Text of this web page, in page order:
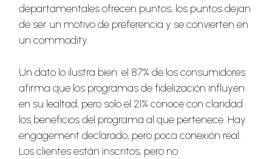
departamentales ofrecen puntos, los puntos dejan
de ser un motivo de preferencia y se convierten en
un commodity.
Un dato lo ilustra bien: el 87% de los consumidores
afirma que los programas de fidelización influyen
en su lealtad, pero solo el 21% conoce con claridad
los beneficios del programa al que pertenece. Hay
engagement declarado, pero poca conexión real.
Los clientes están inscritos, pero no